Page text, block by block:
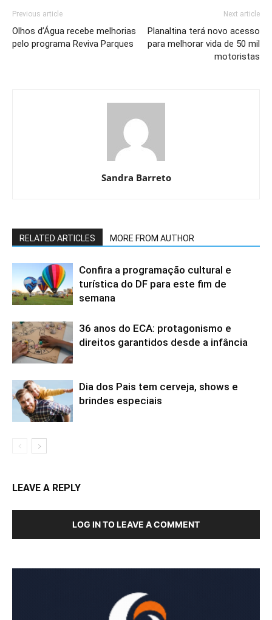
Previous article
Olhos d’Água recebe melhorias
pelo programa Reviva Parques
Next article
Planaltina terá novo acesso
para melhorar vida de 50 mil
motoristas
Sandra Barreto
RELATED ARTICLES MORE FROM AUTHOR
Confira a programação cultural e
turística do DF para este fim de
semana
36 anos do ECA: protagonismo e
direitos garantidos desde a infância
Dia dos Pais tem cerveja, shows e
brindes especiais
LEAVE A REPLY
LOG IN TO LEAVE A COMMENT